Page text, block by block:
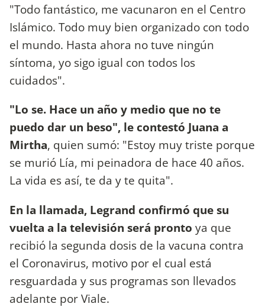
"Todo fantástico, me vacunaron en el Centro
Islámico. Todo muy bien organizado con todo
el mundo. Hasta ahora no tuve ningún
síntoma, yo sigo igual con todos los
cuidados".
"Lo se. Hace un año y medio que no te
puedo dar un beso", le contestó Juana a
Mirtha, quien sumó: "Estoy muy triste porque
se murió Lía, mi peinadora de hace 40 años.
La vida es así, te da y te quita".
En la llamada, Legrand confirmó que su
vuelta a la televisión será pronto ya que
recibió la segunda dosis de la vacuna contra
el Coronavirus, motivo por el cual está
resguardada y sus programas son llevados
adelante por Viale.